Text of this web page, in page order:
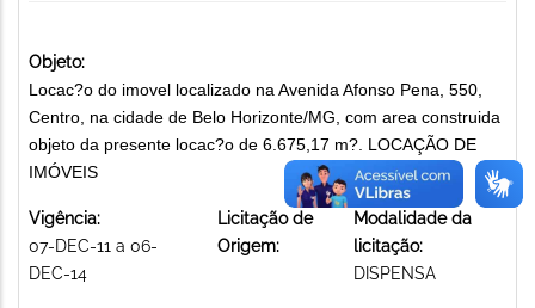
Objeto:
Locac?o do imovel localizado na Avenida Afonso Pena, 550,
Centro, na cidade de Belo Horizonte/MG, com area construida
objeto da presente locac?o de 6.675,17 m?. LOCAÇÃO DE
IMÓVEIS
Vigência:
07-DEC-11 a 06-
DEC-14
Licitação de
Origem:
Modalidade da
licitação:
DISPENSA